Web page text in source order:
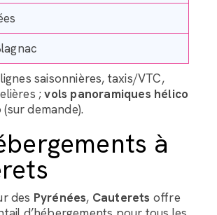
saisonnières, taxis/VTC,
;vols panoramiques hélico
(sur demande).
à
des Pyrénées, Cauterets offre